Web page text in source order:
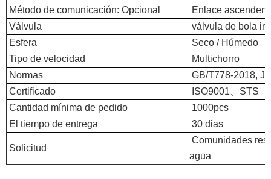
Método de comunicación: Opcional
Enlace
Válvula
válvula de bola
Esfera
Seco / Húmedo
Tipo de velocidad
Multichorro
Normas
GB/T778-2018,
Certificado
ISO9001、STS
Cantidad mínima de pedido
1000pcs
El tiempo de entrega
30 dias
Solicitud
Comunidades
agua